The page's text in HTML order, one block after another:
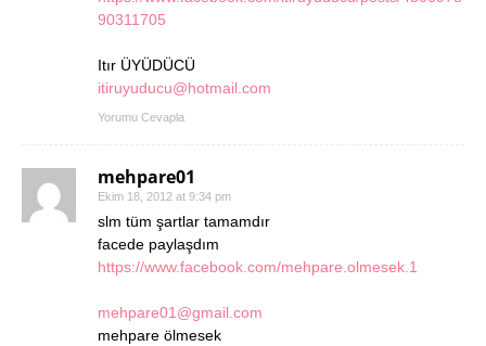
90311705
Itır ÜYÜDÜCÜ
itiruyuducu@hotmail.com
Yorumu Cevapla
mehpare01
Ekim 18, 2012 at 9:34 pm
slm tüm şartlar tamamdır
facede paylaşdım
https://www.facebook.com/mehpare.olmesek.1
mehpare01@gmail.com
mehpare ölmesek